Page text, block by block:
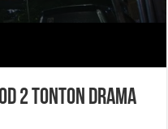
2 Tonton Drama